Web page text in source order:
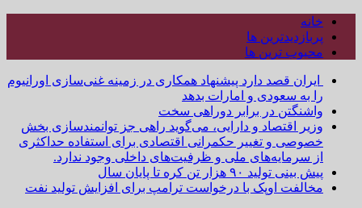
خانه
پربازدیدترین ها
محبوب ترین ها
ایران قصد دارد پیشنهاد همکاری در زمینه غنی‌سازی اورانیوم
را به سعودی و امارات بدهد
واشنگتن در برابر دوراهی سخت
وزیر اقتصاد و دارایی، می‌گوید راهی جز توانمندسازی بخش
خصوصی و تغییر حکمرانی اقتصادی برای استفاده حداکثری
از سرمایه‌های ملی و ظرفیت‌های داخلی وجود ندارد.
پیش بینی تولید ۹۰ هزار تن کره تا پایان سال
مخالفت اوپک با درخواست ترامپ برای افزایش تولید نفت